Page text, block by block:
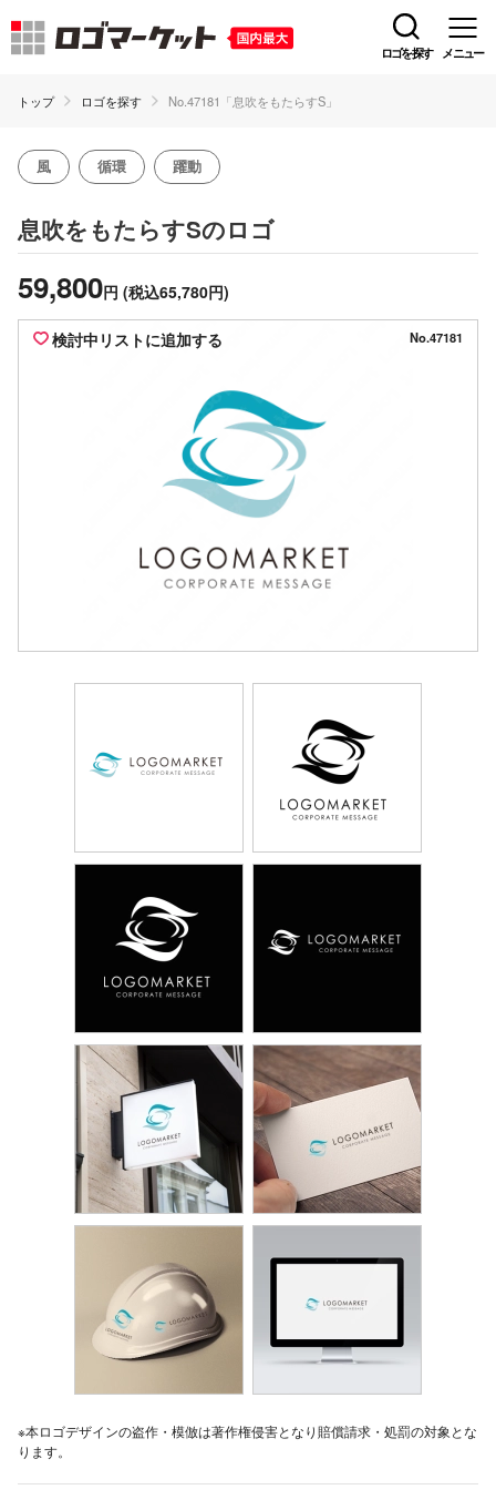
ロゴを探す メニュー
トップ ロゴを探す No.47181「息吹をもたらすS」
風 循環 躍動
息吹をもたらすSのロゴ
59,800円 (税込65,780円)
検討中リストに追加する No.47181
※本ロゴデザインの盗作・模倣は著作権侵害となり賠償請求・処罰の対象とな
ります。